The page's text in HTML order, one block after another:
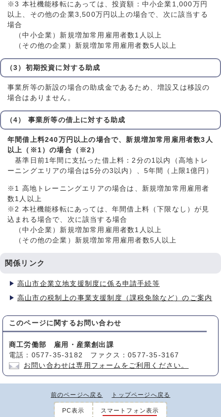
※3 本社機能移転にあっては、投資額：中小企業1,000万円
以上、その他の企業3,500万円以上の場合で、次に該当する
場合
（中小企業）新規増加常用雇用者数1人以上
（その他の企業）新規増加常用雇用者数5人以上
（3）初期投資に対する助成
事業所等の新設の場合の助成金であるため、増設又は移設の
場合はありません。
（4） 事業所等の借上に対する助成
年間借上料240万円以上の場合で、新規増加常用雇用者数3人
以上（※1）の場合（※2）
基準日前1年間に支払った借上料：2分の1以内（高地トレ
ーニングエリアの場合は5分の3以内）、5年間（上限1億円）
※1 高地トレーニングエリアの場合は、新規増加常用雇用者
数1人以上
※2 本社機能移転にあっては、年間借上料（下限なし）が見
込まれる場合で、次に該当する場合
（中小企業）新規増加常用雇用者数1人以上
（その他の企業）新規増加常用雇用者数5人以上
関係リンク
高山市企業立地支援制度に係る申請手続等
高山市の税制上の事業支援制度（課税免除など）のご案内
このページに関する お問い合わせ
商工労働部 雇用・産業創出課
電話：0577-35-3182 ファクス：0577-35-3167
お問い合わせは専用フォームをご利用ください。
前のページへ戻る トップページへ戻る
PC表示 スマートフォン表示